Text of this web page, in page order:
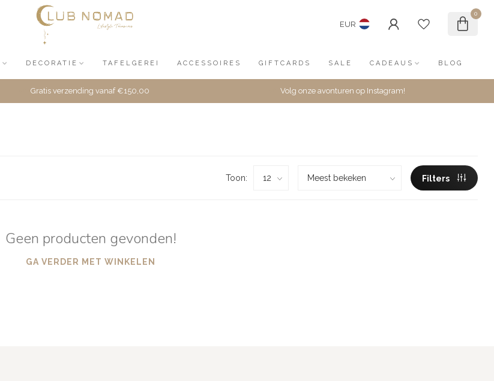
EUR
0
DECORATIE TAFELGEREI ACCESSOIRES GIFTCARDS SALE CADEAUS BLOG
Gratis verzending vanaf €150,00 Volg onze avonturen op Instagram!
Toon: Filters
Geen producten gevonden!
GA VERDER MET WINKELEN